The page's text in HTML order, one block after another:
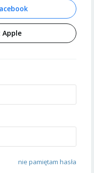
Apple
nie pamiętam hasła